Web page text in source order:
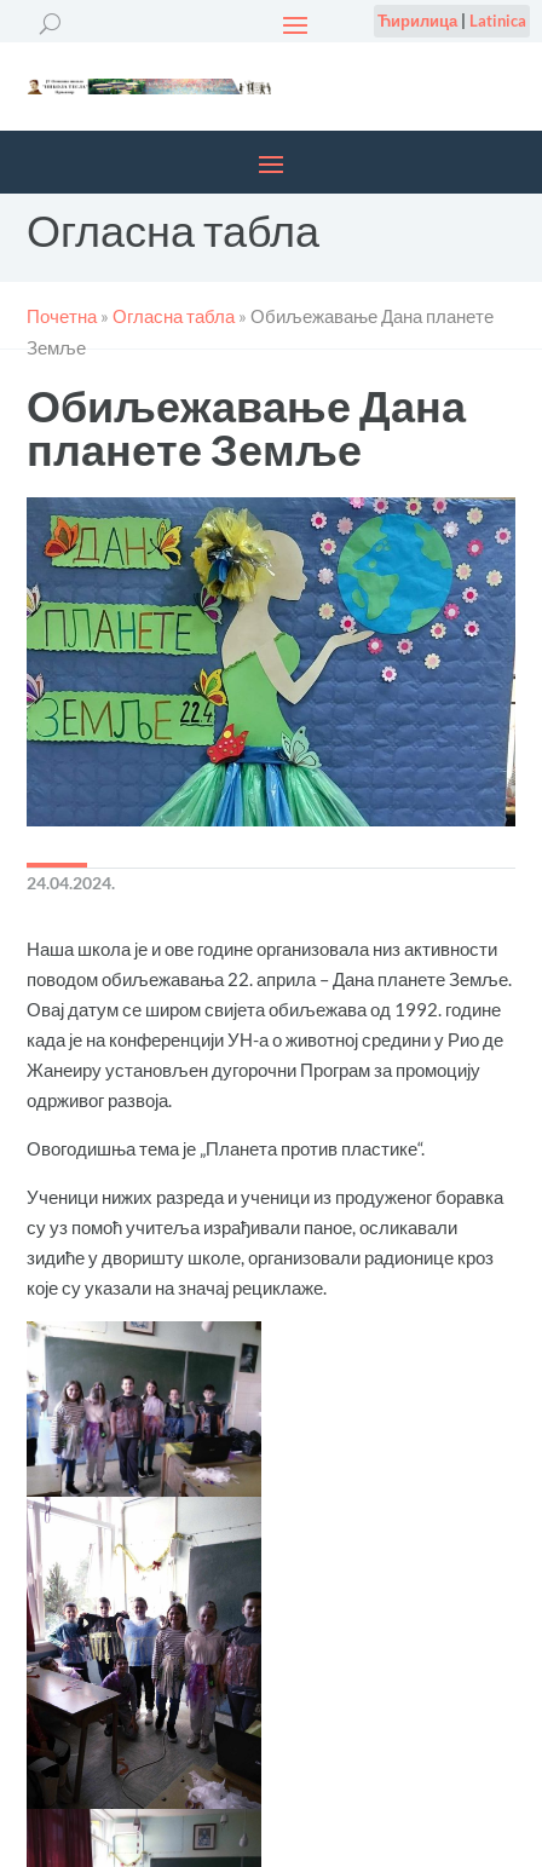
Ћирилица| Latinica
Огласна табла
Почетна »Огласна табла »Обиљежавање Дана планете
Земље
Обиљежавање Дана
планете Земље
24.04.2024.
Наша школа је и ове године организовала низ активности
поводом обиљежавања 22. априла – Дана планете Земље.
Овај датум се широм свијета обиљежава од 1992. године
када је на конференцији УН-а о животној средини у Рио де
Жанеиру установљен дугорочни Програм за промоцију
одрживог развоја.
Овогодишња тема је „Планета против пластике“.
Ученици нижих разреда и ученици из продуженог боравка
су уз помоћ учитеља израђивали паное, осликавали
зидиће у дворишту школе, организовали радионице кроз
које су указали на значај рециклаже.